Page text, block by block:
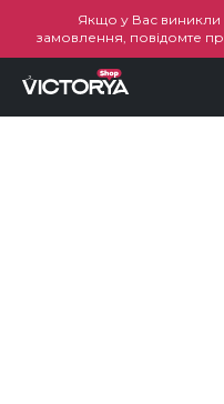
Якщо у Вас
замовлення, повідомте